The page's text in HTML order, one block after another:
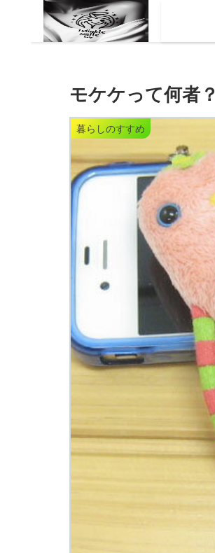
モケケって何者
暮らしのすすめ